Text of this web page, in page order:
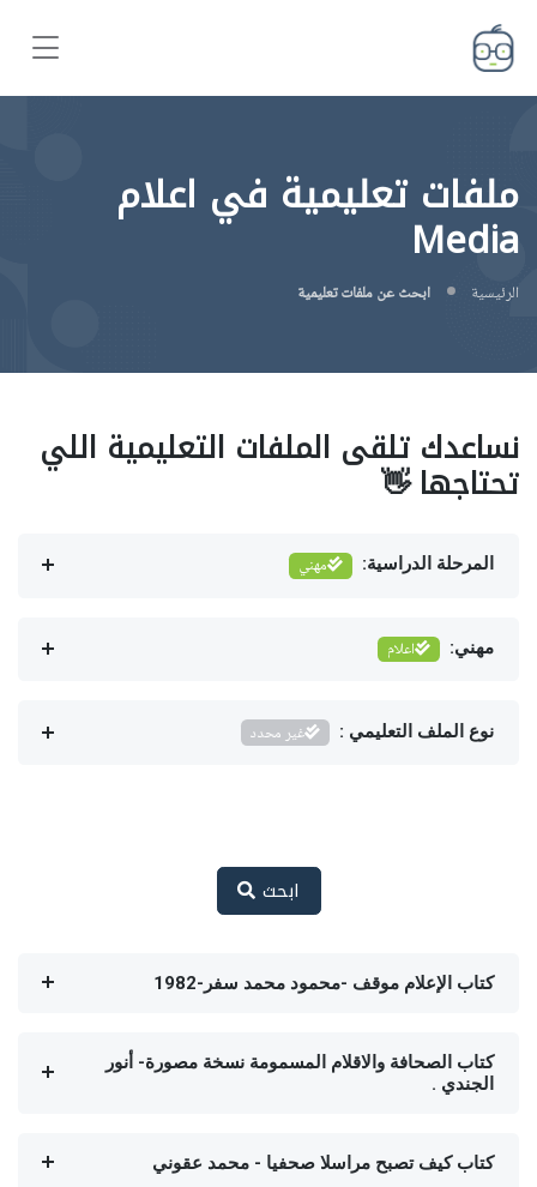
ملفات تعليمية في اعلام
Media
الرئيسية ابحث عن ملفات تعليمية
نساعدك تلقى الملفات التعليمية اللي
تحتاجها 👋
المرحلة الدراسية: مهني
مهني: اعلام
نوع الملف التعليمي : غير محدد
ابحث
كتاب الإعلام موقف -محمود محمد سفر-1982
كتاب الصحافة والاقلام المسمومة نسخة مصورة- أنور
الجندي .
كتاب كيف تصبح مراسلا صحفيا - محمد عقوني